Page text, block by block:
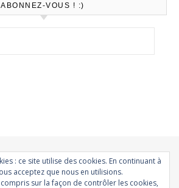
ABONNEZ-VOUS ! :)
CherryBomb 2019
: ce site utilise des cookies. En continuant à
acceptez que nous en utilisions.
sur la façon de contrôler les cookies,